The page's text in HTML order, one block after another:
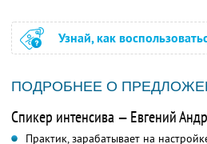
Узнай, как
ПОДРОБНЕЕ О
Спикер интенсива — Евгений
Практик, зарабатывает на